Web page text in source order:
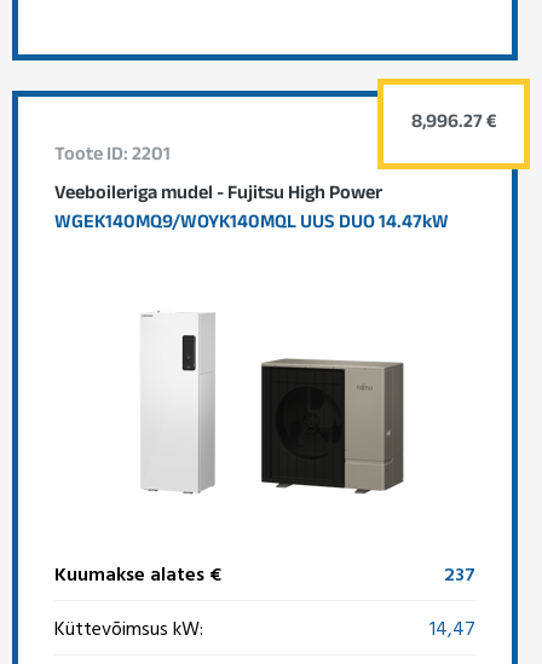
Toote ID: 2201
Veeboileriga mudel - Fujitsu High Power
WGEK140MQ9/WOYK140MQL UUS DUO 14.47kW
Kuumakse alates €
237
Küttevõimsus kW:
14,47
8,996.27 €